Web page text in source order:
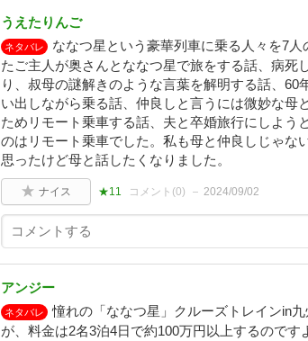
うえたりんご
ネタバレ
ななつ星という豪華列車に乗る人々を7
たご主人が奥さんとななつ星で旅をする話、病死
り、叔母の謎解きのような言葉を解明する話、
い出しながら乗る話、仲良しと言うには微妙な母
ためリモート乗車する話、夫と卒婚旅行にしよう
のはリモート乗車でした。私も母と仲良しじゃな
思ったけど母と話したくなりました。
ナイス ★11 コメント(0) 2024/09/02
アンジー
ネタバレ
憧れの「ななつ星」クルーズトレインin
が、料金は2名3泊4日で約100万円以上するので